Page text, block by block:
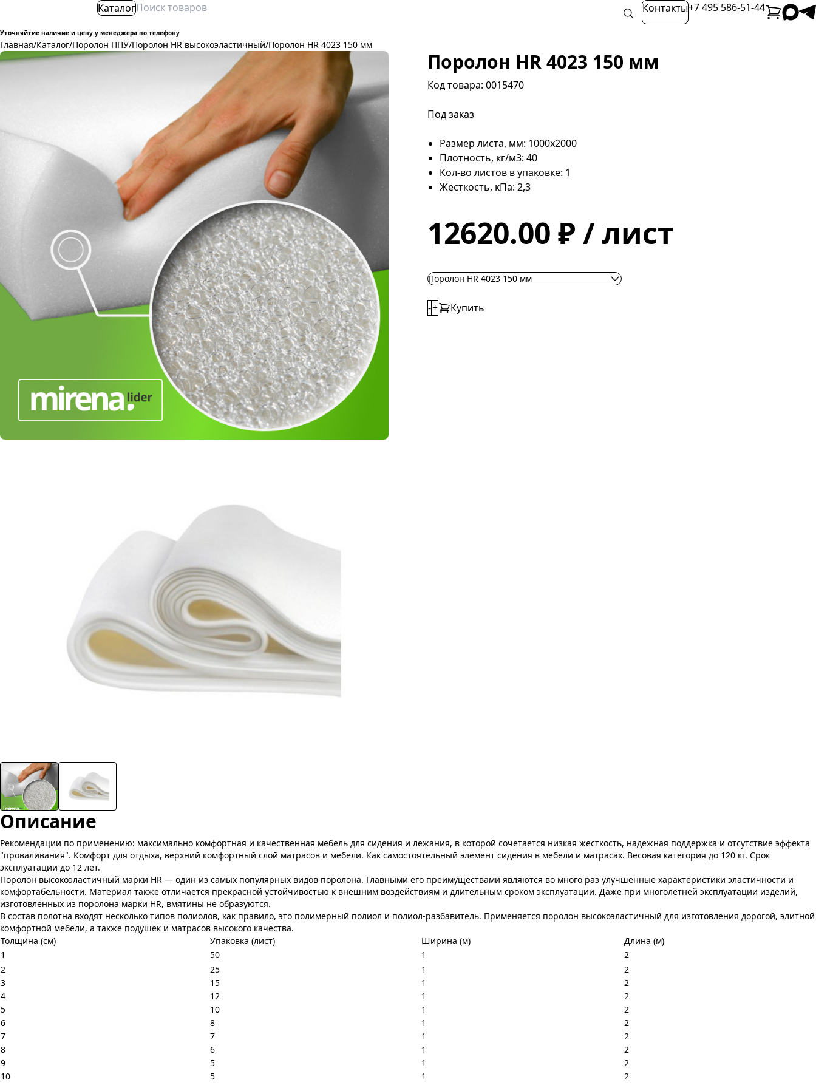
Каталог Контакты+7 495 586-51-44
Уточняйтие наличие и цену у менеджера по телефону
Главная/Каталог/Поролон ППУ/Поролон HR высокоэластичный/Поролон HR 4023 150 мм
Поролон HR 4023 150 мм
Код товара: 0015470
Под заказ
Размер листа, мм: 1000х2000
Плотность, кг/м3: 40
Кол-во листов в упаковке: 1
Жесткость, кПа: 2,3
12620.00 ₽ / лист
Поролон HR 4023 150 мм
-+ Купить
Описание
Рекомендации по применению: максимально комфортная и качественная мебель для сидения и лежания, в которой сочетается низкая жесткость, надежная поддержка и отсутствие эффекта
"проваливания". Комфорт для отдыха, верхний комфортный слой матрасов и мебели. Как самостоятельный элемент сидения в мебели и матрасах. Весовая категория до 120 кг. Срок
эксплуатации до 12 лет.
Поролон высокоэластичный марки HR — один из самых популярных видов поролона. Главными его преимуществами являются во много раз улучшенные характеристики эластичности и
комфортабельности. Материал также отличается прекрасной устойчивостью к внешним воздействиям и длительным сроком эксплуатации. Даже при многолетней эксплуатации изделий,
изготовленных из поролона марки HR, вмятины не образуются.
В состав полотна входят несколько типов полиолов, как правило, это полимерный полиол и полиол-разбавитель. Применяется поролон высокоэластичный для изготовления дорогой, элитной
комфортной мебели, а также подушек и матрасов высокого качества.
Толщина (см)
Упаковка (лист) Ширина (м)
Длина (м)
1
50 1
2
2
25 1
2
3
15 1
2
4
12 1
2
5
10 1
2
6
8 1
2
7
7 1
2
8
6 1
2
9
5 1
2
10
5 1
2